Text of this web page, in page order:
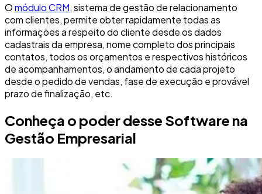
Omódulo CRM, sistema de gestão de relacionamento
com clientes, permite obter rapidamente todas as
informações a respeito do cliente desde os dados
cadastrais da empresa, nome completo dos principais
contatos, todos os orçamentos e respectivos históricos
de acompanhamentos, o andamento de cada projeto
desde o pedido de vendas, fase de execução e provável
prazo de finalização, etc.
Conheça o poder desse Software na
Gestão Empresarial